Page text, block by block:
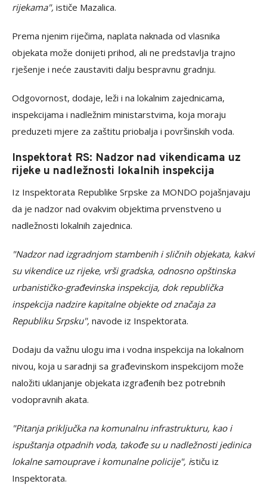
rijekama", ističe Mazalica.
Prema njenim riječima, naplata naknada od vlasnika
objekata može donijeti prihod, ali ne predstavlja trajno
rješenje i neće zaustaviti dalju bespravnu gradnju.
Odgovornost, dodaje, leži i na lokalnim zajednicama,
inspekcijama i nadležnim ministarstvima, koja moraju
preduzeti mjere za zaštitu priobalja i površinskih voda.
Inspektorat RS: Nadzor nad vikendicama uz
rijeke u nadležnosti lokalnih inspekcija
Iz Inspektorata Republike Srpske za MONDO pojašnjavaju
da je nadzor nad ovakvim objektima prvenstveno u
nadležnosti lokalnih zajednica.
"Nadzor nad izgradnjom stambenih i sličnih objekata, kakvi
su vikendice uz rijeke, vrši gradska, odnosno opštinska
urbanističko-građevinska inspekcija, dok republička
inspekcija nadzire kapitalne objekte od značaja za
Republiku Srpsku", navode iz Inspektorata.
Dodaju da važnu ulogu ima i vodna inspekcija na lokalnom
nivou, koja u saradnji sa građevinskom inspekcijom može
naložiti uklanjanje objekata izgrađenih bez potrebnih
vodopravnih akata.
"Pitanja priključka na komunalnu infrastrukturu, kao i
ispuštanja otpadnih voda, takođe su u nadležnosti jedinica
lokalne samouprave i komunalne policije", ističu iz
Inspektorata.